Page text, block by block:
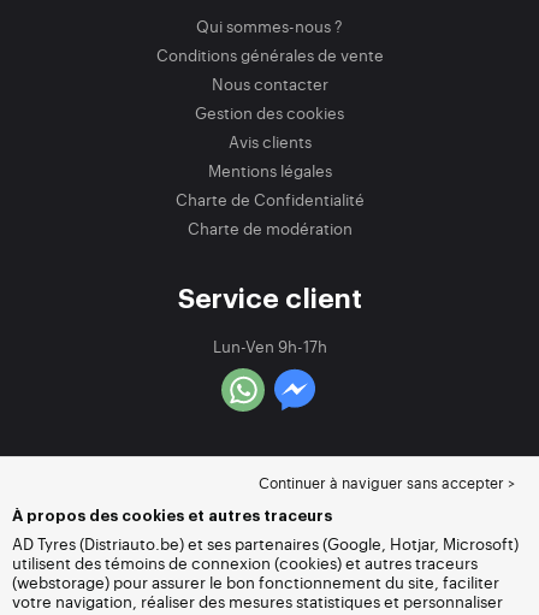
Qui sommes-nous ?
Conditions générales de vente
Nous contacter
Gestion des cookies
Avis clients
Mentions légales
Charte de Confidentialité
Charte de modération
Service client
Lun-Ven 9h-17h
Continuer à naviguer sans accepter >
À propos des cookies et autres traceurs
AD Tyres (Distriauto.be) et ses partenaires (Google, Hotjar, Microsoft)
utilisent des témoins de connexion (cookies) et autres traceurs
(webstorage) pour assurer le bon fonctionnement du site, faciliter
votre navigation, réaliser des mesures statistiques et personnaliser